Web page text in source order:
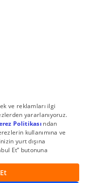
AŞ. Tüm Hakları